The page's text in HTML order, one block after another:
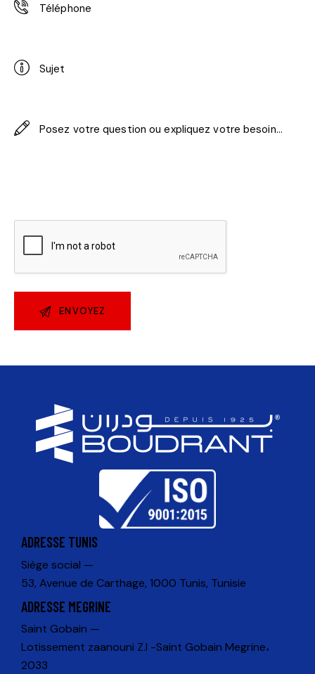
ADRESSE TUNIS
Siège social —
53, Avenue de Carthage, 1000 Tunis, Tunisie
ADRESSE MEGRINE
Saint Gobain —
Lotissement zaanouni Z.I -Saint Gobain Megrine،
2033